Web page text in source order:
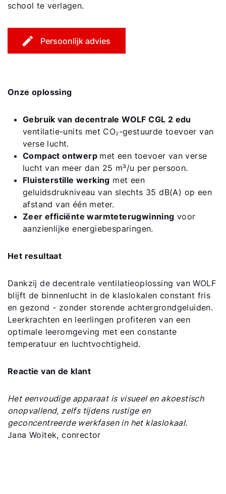
school te verlagen.
Persoonlijk advies
Onze oplossing
Gebruik van decentrale WOLF CGL 2 edu
ventilatie-units met CO₂-gestuurde toevoer van
verse lucht.
Compact ontwerp met een toevoer van verse
lucht van meer dan 25 m³/u per persoon.
Fluisterstille werking met een
geluidsdrukniveau van slechts 35 dB(A) op een
afstand van één meter.
Zeer efficiënte warmteterugwinning voor
aanzienlijke energiebesparingen.
Het resultaat
Dankzij de decentrale ventilatieoplossing van WOLF
blijft de binnenlucht in de klaslokalen constant fris
en gezond - zonder storende achtergrondgeluiden.
Leerkrachten en leerlingen profiteren van een
optimale leeromgeving met een constante
temperatuur en luchtvochtigheid.
Reactie van de klant
Het eenvoudige apparaat is visueel en akoestisch
onopvallend, zelfs tijdens rustige en
geconcentreerde werkfasen in het klaslokaal.
Jana Woitek, conrector